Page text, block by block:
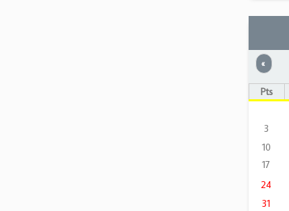
« Önceki
Pts
3
10
17
24
31